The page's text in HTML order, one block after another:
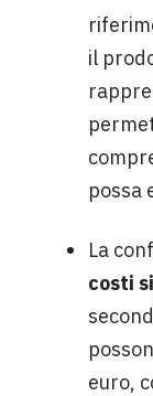
il
possa
La
costi
euro,